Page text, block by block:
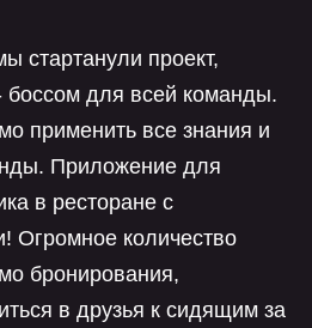
стартанули проект,
боссом для всей команды.
применить все знания и
Приложение для
в ресторане с
Огромное количество
бронирования,
в друзья к сидящим за